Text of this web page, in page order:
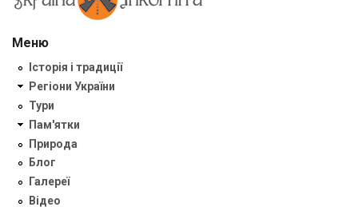
Меню
Історія і традиції
Регіони України
Тури
Пам'ятки
Природа
Блог
Галереї
Відео